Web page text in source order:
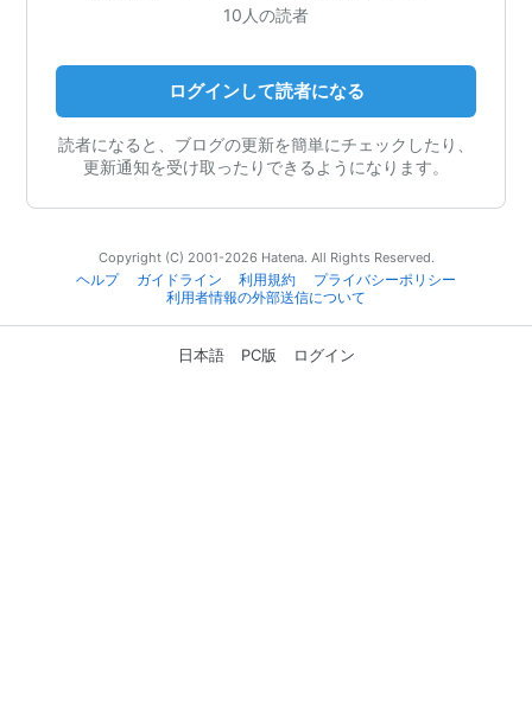
10人の読者
ログインして読者になる
読者になると、ブログの更新を簡単にチェックしたり、
更新通知を受け取ったりできるようになります。
Copyright (C) 2001-2026 Hatena. All Rights Reserved.
ヘルプ
ガイドライン 利用規約
プライバシーポリシー
利用者情報の外部送信について
日本語 PC版 ログイン